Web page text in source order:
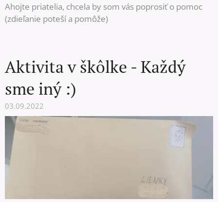
Ahojte priatelia, chcela by som vás poprosiť o pomoc
(zdieľanie poteší a pomôže)
Aktivita v škôlke - Každý
sme iný :)
03.09.2022